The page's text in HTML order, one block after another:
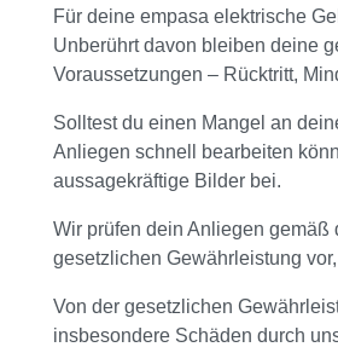
Für deine empasa elektrische
Unberührt davon bleiben deine
Voraussetzungen – Rücktritt,
Solltest du einen Mangel an
Anliegen schnell bearbeiten
aussagekräftige Bilder bei.
Wir prüfen dein Anliegen
gesetzlichen Gewährleistung
Von der gesetzlichen
insbesondere Schäden durch